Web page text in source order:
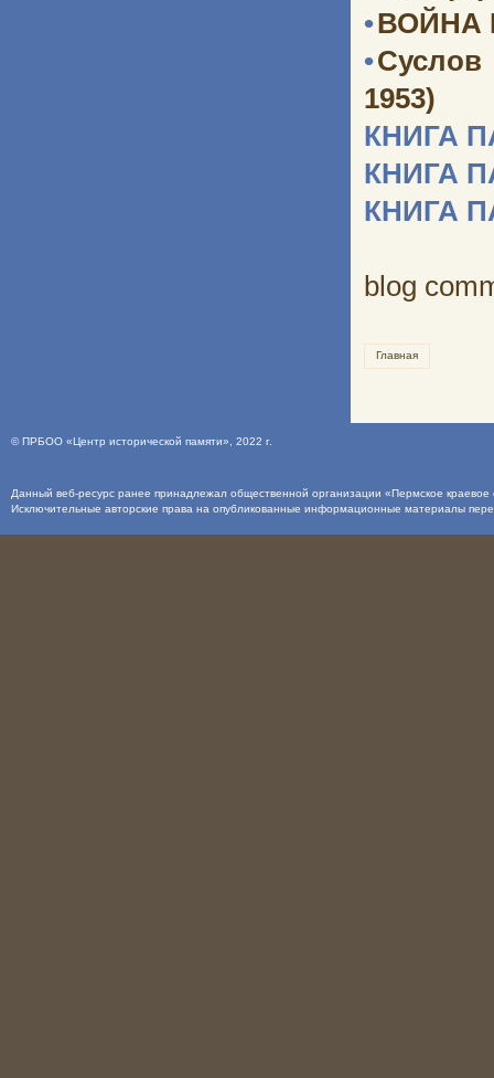
•ВОЙНА
•
1953)
КНИГА
КНИГА
КНИГА
blog
Главная
©ПРБОО «Центр исторической памяти» , 2022 г.
Данный веб-ресурс ранее принадлежал общественной организации «Пермское
Исключительные авторские права на опубликованные информационные материалы